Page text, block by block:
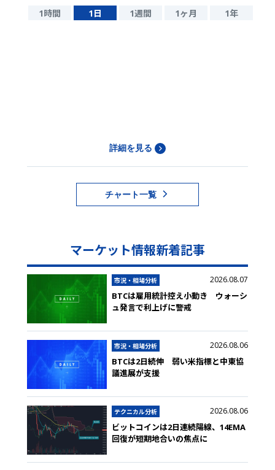
1時間 1日 1週間 1ヶ月 1年
詳細を見る
チャート一覧
マーケット情報新着記事
市況・相場分析 2026.08.07
BTCは雇用統計控え小動き ウォーシ
ュ発言で利上げに警戒
市況・相場分析 2026.08.06
BTCは2日続伸 弱い米指標と中東協
議進展が支援
テクニカル分析 2026.08.06
ビットコインは2日連続陽線、14EMA
回復が短期地合いの焦点に